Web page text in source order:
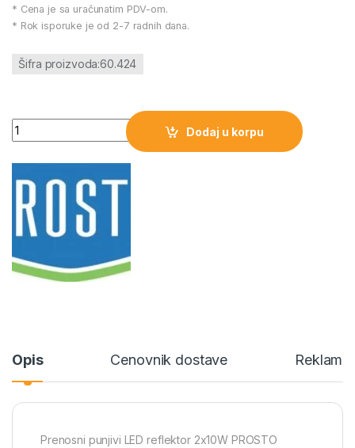
* Cena je sa uračunatim PDV-om.
* Rok isporuke je od 2-7 radnih dana.
Šifra proizvoda:60.424
Prenosni punjivi LED reflektor 2x10W PROSTO količina
Dodaj u korpu
Opis Cenovnik dostave
Prenosni punjivi LED reflektor 2x10W PROSTO